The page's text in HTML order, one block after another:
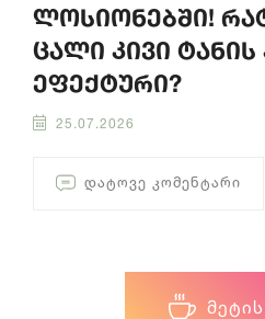
ლოსიონებში!
ცალი კივი
ეფექტური?
25.07.2026
ᲓᲐᲢᲝᲕᲔ ᲙᲝᲛᲔᲜᲢᲐᲠᲘ